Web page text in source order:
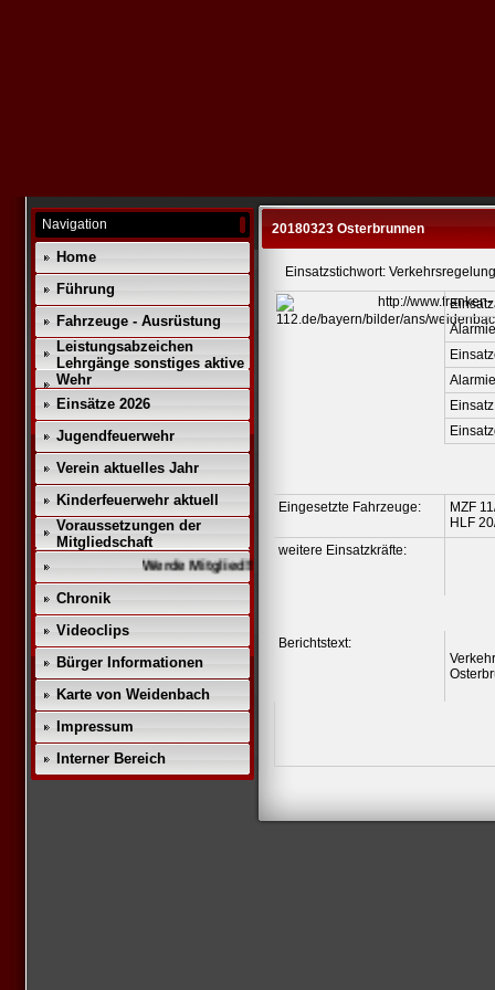
Navigation
Home
Führung
Fahrzeuge - Ausrüstung
Leistungsabzeichen
Lehrgänge sonstiges aktive
Wehr
Einsätze 2026
Jugendfeuerwehr
Verein aktuelles Jahr
Kinderfeuerwehr aktuell
Voraussetzungen der
Mitgliedschaft
Werde Mitglied!!
Chronik
Videoclips
Bürger Informationen
Karte von Weidenbach
Impressum
Interner Bereich
20180323 Osterbrunnen
Einsatzstichwort: Verkehrsregelung
Eingesetzte Fahrzeuge:
MZF
HLF
weitere Einsatzkräfte:
Berichtstext: